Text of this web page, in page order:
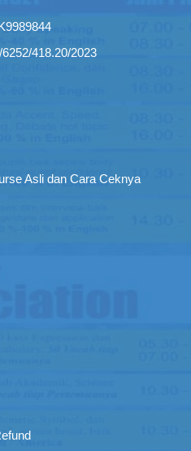
418.20/2023
Asli dan Cara Ceknya